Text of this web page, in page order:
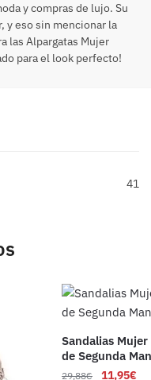
y compras de lujo. Su
y eso sin mencionar la
las Alpargatas Mujer
para el look perfecto!
41
Sandalias
de Segunda
29,88€ 11,95€